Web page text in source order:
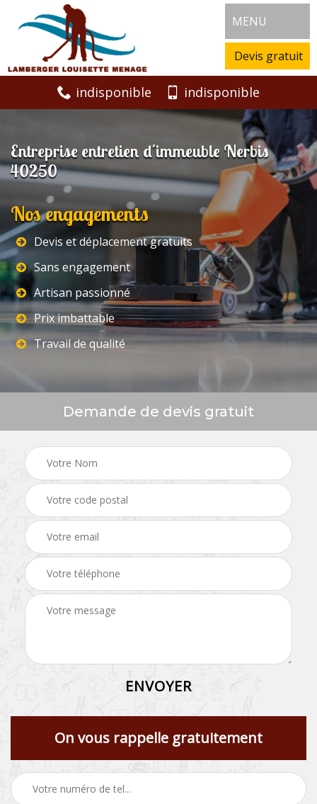
MENU
Devis gratuit
indisponible indisponible
Entreprise entretien d'immeuble Nerbis
40250
Nos engagements
Devis et déplacement gratuits
Sans engagement
Artisan passionné
Prix imbattable
Travail de qualité
Demande de devis gratuit
On vous rappelle gratuitement